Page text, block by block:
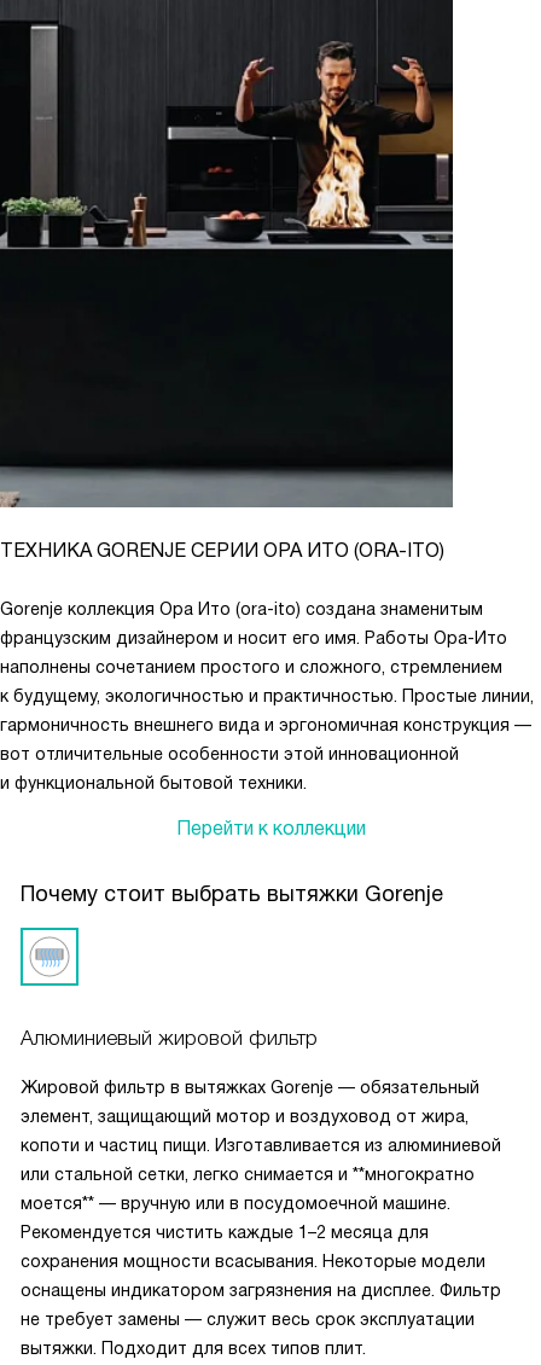
ТЕХНИКА GORENJE СЕРИИ ОРА ИТО (ORA-ITO)
Gorenje коллекция Ора Ито (ora-ito) создана знаменитым
французским дизайнером и носит его имя. Работы Ора-Ито
наполнены сочетанием простого и сложного, стремлением
к будущему, экологичностью и практичностью. Простые линии,
гармоничность внешнего вида и эргономичная конструкция —
вот отличительные особенности этой инновационной
и функциональной бытовой техники.
Перейти к коллекции
Почему стоит выбрать вытяжки Gorenje
Алюминиевый жировой фильтр
Жировой фильтр в вытяжках Gorenje — обязательный
элемент, защищающий мотор и воздуховод от жира,
копоти и частиц пищи. Изготавливается из алюминиевой
или стальной сетки, легко снимается и **многократно
моется** — вручную или в посудомоечной машине.
Рекомендуется чистить каждые 1–2 месяца для
сохранения мощности всасывания. Некоторые модели
оснащены индикатором загрязнения на дисплее. Фильтр
не требует замены — служит весь срок эксплуатации
вытяжки. Подходит для всех типов плит.